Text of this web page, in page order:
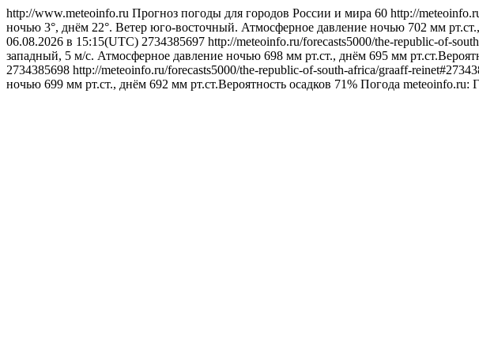
http://www.meteoinfo.ru Прогноз погоды для городов России и мира 60 http://
ночью 3°, днём 22°. Ветер юго-восточный. Атмосферное давление ночью 702 мм
06.08.2026 в 15:15(UTC) 2734385697 http://meteoinfo.ru/forecasts5000/the-republic-of-
западный, 5 м/с. Атмосферное давление ночью 698 мм рт.ст., днём 695 мм
2734385698 http://meteoinfo.ru/forecasts5000/the-republic-of-south-africa/graaff-
ночью 699 мм рт.ст., днём 692 мм рт.ст.Вероятность осадков 71% Погода meteoinfo.ru: